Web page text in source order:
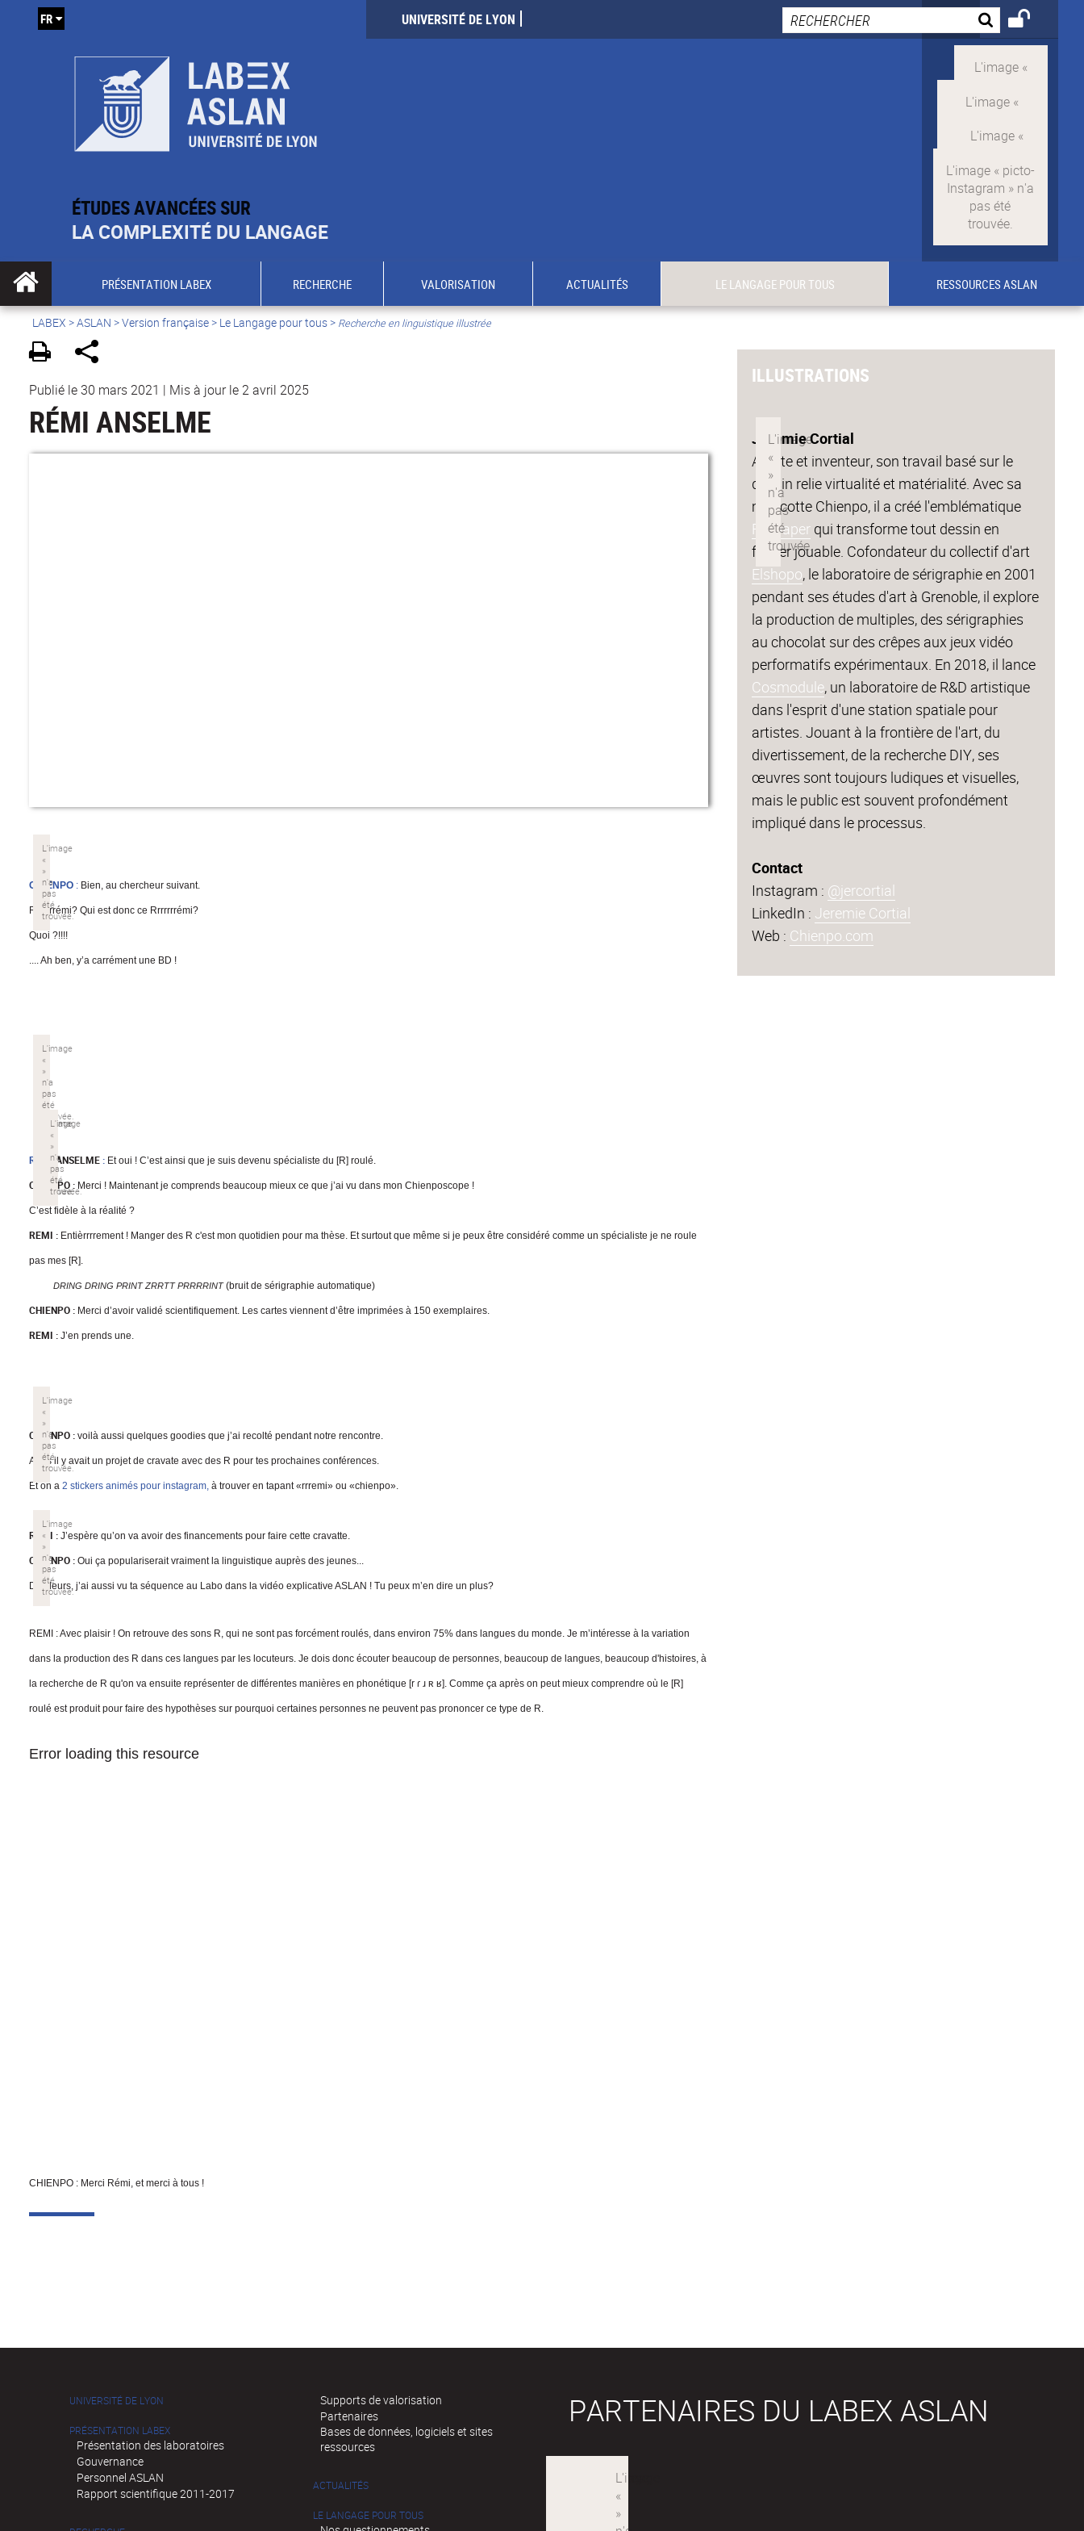
ÉTUDES AVANCÉES SUR
LA COMPLEXITÉ DU LANGAGE
UNIVERSITÉ DE LYON
FR
PRÉSENTATION LABEX RECHERCHE VALORISATION ACTUALITÉS LE LANGAGE POUR TOUS RESSOURCES ASLAN
LABEX >ASLAN >Version française> Le Langage pour tous> Recherche en linguistique illustrée
Publié le 30 mars 2021 | Mis à jour le 2 avril 2025
RÉMI ANSELME
CHIENPO : Bien, au chercheur suivant.
Rrrrrrrémi? Qui est donc ce Rrrrrrrémi?
Quoi ?!!!!
.... Ah ben, y’a carrément une BD !
REMIANSELME: Et oui ! C’est ainsi que je suis devenu spécialiste du [R] roulé.
CHIENPO: Merci ! Maintenant je comprends beaucoup mieux ce que j’ai vu dans mon Chienposcope !
C’est fidèle à la réalité ?
REMI : Entièrrrrement ! Manger des R c'est mon quotidien pour ma thèse. Et surtout que même si je peux être considéré comme un spécialiste je ne roule
pas mes [R].
DRING DRING PRINT ZRRTT PRRRRINT(bruit de sérigraphie automatique)
CHIENPO : Merci d’avoir validé scientifiquement. Les cartes viennent d’être imprimées à 150 exemplaires.
REMI : J’en prends une.
CHIENPO : voilà aussi quelques goodies que j’ai recolté pendant notre rencontre.
Alors il y avait un projet de cravate avec des R pour tes prochaines conférences.
Et on a 2 stickers animés pour instagram, à trouver en tapant «rrremi» ou «chienpo».
REMI : J’espère qu’on va avoir des financements pour faire cette cravatte.
CHIENPO : Oui ça populariserait vraiment la linguistique auprès des jeunes...
D’ailleurs, j’ai aussi vu ta séquence au Labo dans la vidéo explicative ASLAN ! Tu peux m’en dire un plus?
REMI :Avec plaisir ! On retrouve des sons R, qui ne sont pas forcément roulés, dans environ 75% dans langues du monde. Je m’intéresse à la variation
dans la production des R dans ces langues par les locuteurs. Je dois donc écouter beaucoup de personnes, beaucoup de langues, beaucoup d'histoires, à
la recherche de R qu'on va ensuite représenter de différentes manières en phonétique [r ɾ ɹ ʀ ʁ]. Comme ça après on peut mieux comprendre où le [R]
roulé est produit pour faire des hypothèses sur pourquoi certaines personnes ne peuvent pas prononcer ce type de R.
Error loading this resource
CHIENPO : Merci Rémi, et merci à tous !
ILLUSTRATIONS
Jérémie Cortial
Artiste et inventeur, son travail basé sur le
dessin relie virtualité et matérialité. Avec sa
mascotte Chienpo, il a créé l'emblématique
Flippaperqui transforme tout dessin en
flipper jouable. Cofondateur du collectif d'art
Elshopo, le laboratoire de sérigraphie en 2001
pendant ses études d'art à Grenoble, il explore
la production de multiples, des sérigraphies
au chocolat sur des crêpes aux jeux vidéo
performatifs expérimentaux. En 2018, il lance
Cosmodule, un laboratoire de R&D artistique
dans l'esprit d'une station spatiale pour
artistes. Jouant à la frontière de l'art, du
divertissement, de la recherche DIY, ses
œuvres sont toujours ludiques et visuelles,
mais le public est souvent profondément
impliqué dans le processus.
Contact
Instagram : @jercortial
LinkedIn : Jeremie Cortial
Web : Chienpo.com
UNIVERSITÉ DE LYON
PRÉSENTATION LABEX
Présentation des laboratoires
Gouvernance
Personnel ASLAN
Rapport scientifique 2011-2017
Supports de valorisation
Partenaires
Bases de données, logiciels et sites
ressources
ACTUALITÉS
LE LANGAGE POUR TOUS
PARTENAIRES DU LABEX ASLAN